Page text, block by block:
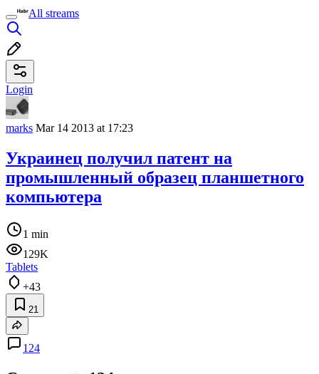
All streams
Login
marks Mar 14 2013 at 17:23
Украинец получил патент на
промышленный образец планшетного
компьютера
1 min
129K
Tablets
+43
21
124